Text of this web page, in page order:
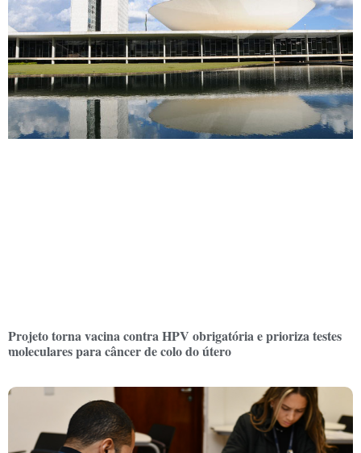
Projeto torna vacina contra HPV obrigatória e prioriza testes
moleculares para câncer de colo do útero